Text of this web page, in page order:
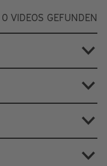
0 VIDEOS GEFUNDEN